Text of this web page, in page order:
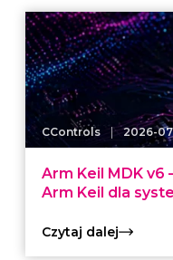
CControls | 2026-
Arm Keil MDK
Arm Keil dla
Czytaj dalej